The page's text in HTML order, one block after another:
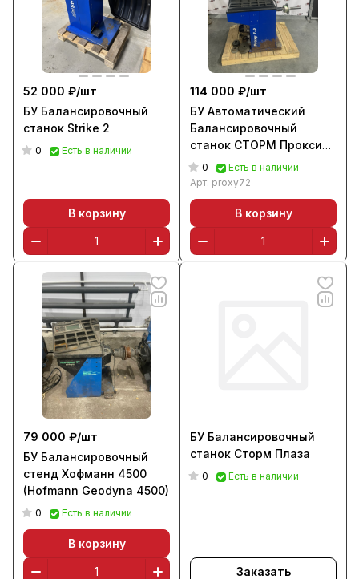
52 000 ₽/шт
БУ Балансировочный
станок Strike 2
0 Есть в наличии
В корзину
114 000 ₽/шт
БУ Автоматический
Балансировочный
станок СТОРМ Прокси
7-2
0
Есть в наличии
Арт. proxy72
В корзину
79 000 ₽/шт
БУ Балансировочный
стенд Хофманн 4500
(Hofmann Geodyna 4500)
0 Есть в наличии
В корзину
БУ Балансировочный
станок Сторм Плаза
0 Есть в наличии
Заказать